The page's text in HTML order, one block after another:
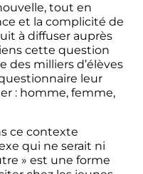
tout en
et la complicité de
à diffuser auprès
cette question
des milliers d’élèves
leur
: homme, femme,
ce contexte
qui ne serait ni
» est une forme